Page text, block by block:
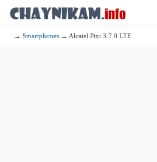
→Smartphones → Alcatel Pixi 3 7.0 LTE